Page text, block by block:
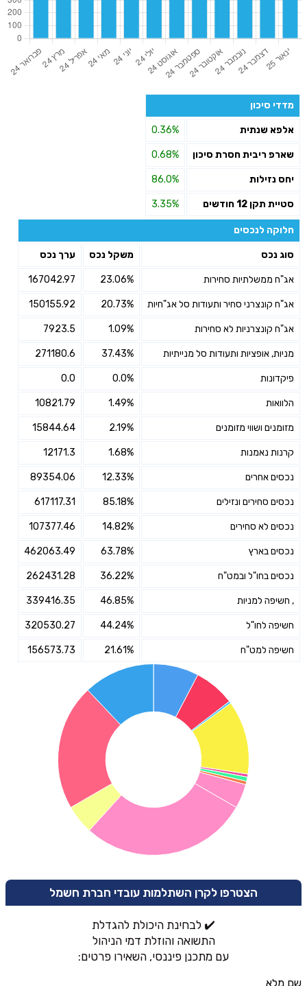
מדדי סיכון
אלפא שנתית 0.36%
שארפ ריבית חסרת סיכון 0.68%
יחס נזילות 86.0%
סטיית תקן 12 חודשים 3.35%
חלוקה לנכסים
סוג נכס משקל נכס ערך נכס
אג"ח ממשלתיות סחירות 23.06%
167042.97
אג"ח קונצרני סחיר ותעודות סל אג"חיות 20.73%
150155.92
אג"ח קונצרניות לא סחירות 1.09%
7923.5
מניות, אופציות ותעודות סל מנייתיות 37.43%
271180.6
פיקדונות 0.0%
0.0
הלוואות 1.49%
10821.79
מזומנים ושווי מזומנים 2.19%
15844.64
קרנות נאמנות 1.68%
12171.3
נכסים אחרים 12.33%
89354.06
נכסים סחירים ונזילים 85.18%
617117.31
נכסים לא סחירים 14.82%
107377.46
נכסים בארץ 63.78%
462063.49
נכסים בחו"ל ובמט"ח 36.22%
262431.28
, חשיפה למניות 46.85%
339416.35
חשיפה לחו"ל 44.24%
320530.27
חשיפה למט"ח 21.61%
156573.73
הצטרפו לקרן השתלמות עובדי חברת חשמל
✔️ לבחינת היכולת להגדלת
התשואה והוזלת דמי הניהול
עם מתכנן פיננסי, השאירו פרטים:
שם מלא